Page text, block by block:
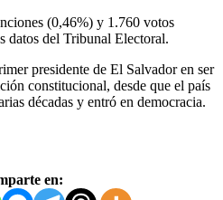
(0,46%) y 1.760 votos
datos del Tribunal Electoral.
presidente de El Salvador en ser
constitucional, desde que el país
décadas y entró en democracia.
en: